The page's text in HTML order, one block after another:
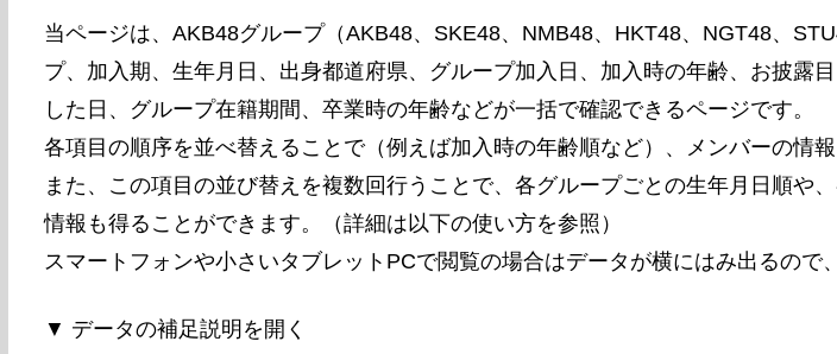
当ページは、AKB48グループ（AKB48、SKE48、NMB48、HKT48、NGT48、
プ、加入期、生年月日、出身都道府県、グループ加入日、加入時の年齢、お披露
した日、グループ在籍期間、卒業時の年齢などが一括で確認できるページです。
各項目の順序を並べ替えることで（例えば加入時の年齢順など）、メンバーの情
また、この項目の並び替えを複数回行うことで、各グループごとの生年月日順や
情報も得ることができます。（詳細は以下の使い方を参照）
スマートフォンや小さいタブレットPCで閲覧の場合はデータが横にはみ出るので
▼ データの補足説明を開く